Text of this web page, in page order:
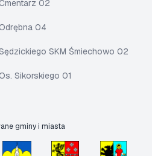
Cmentarz 02
Odrębna 04
SKM Śmiechowo 02
Os. Sikorskiego 01
gminy i miasta